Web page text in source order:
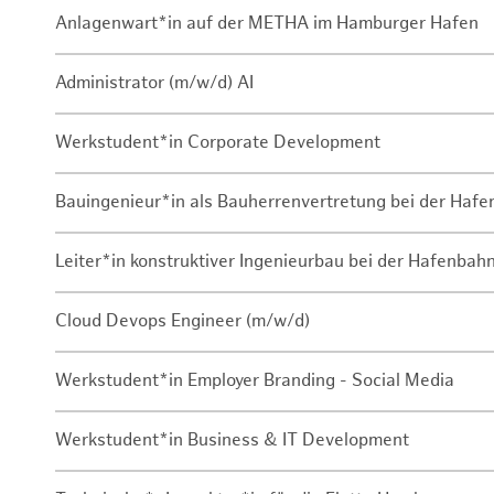
Anlagenwart*in auf der METHA im Hamburger Hafen
Administrator (m/w/d) AI
Werkstudent*in Corporate Development
Bauingenieur*in als Bauherrenvertretung bei der
Leiter*in konstruktiver Ingenieurbau bei der Hafenbahn
Cloud Devops Engineer (m/w/d)
Werkstudent*in Employer Branding - Social Media
Werkstudent*in Business & IT Development